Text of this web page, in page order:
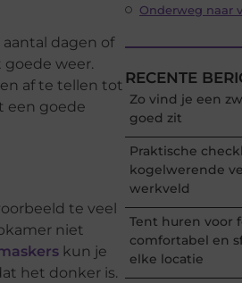
dagen of
weer.
af te tellen tot
een goede
te veel
niet
kun je
het donker is.
Onderweg naar
RECENTE
Zo vind je een
goed zit
Praktische
kogelwerende
werkveld
Tent huren voor
comfortabel en
elke locatie